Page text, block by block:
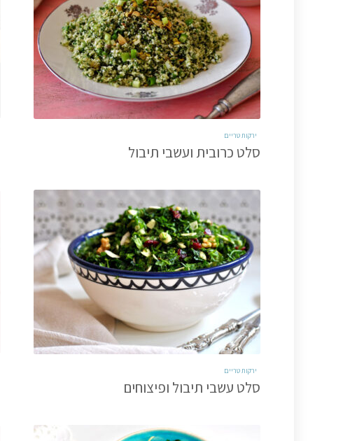
ירקות טריים
סלט כרובית ועשבי תיבול
ירקות טריים
סלט עשבי תיבול ופיצוחים